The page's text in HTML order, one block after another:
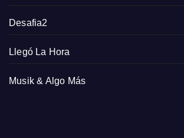
Desafia2
Llegó La Hora
Musik & Algo Más